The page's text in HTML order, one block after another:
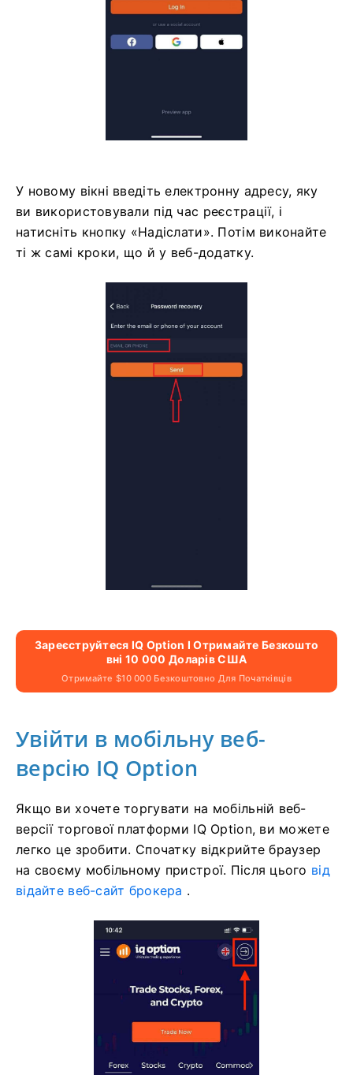
У новому вікні введіть електронну адресу, яку
ви використовували під час реєстрації, і
натисніть кнопку «Надіслати». Потім виконайте
ті ж самі кроки, що й у веб-додатку.
Зареєструйтеся IQ Option І Отримайте Безкошто
Вні 10 000 Доларів США
Отримайте $10 000 Безкоштовно Для Початківців
Увійти в мобільну веб-
версію IQ Option
Якщо ви хочете торгувати на мобільній веб-
версії торгової платформи IQ Option, ви можете
легко це зробити. Спочатку відкрийте браузер
на своєму мобільному пристрої. Після цього від
відайте веб-сайт брокера .